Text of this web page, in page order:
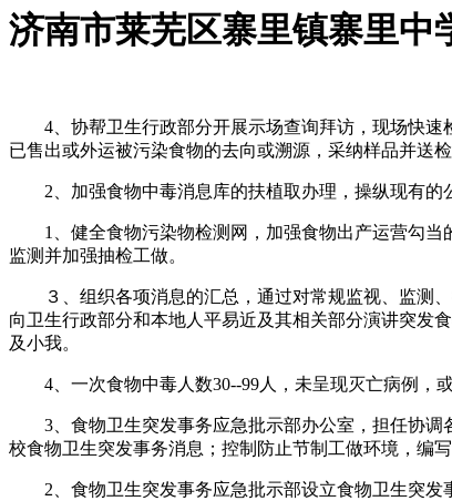
济南市莱芜区寨里镇寨里中
4、协帮卫生行政部分开展示场查询拜访，现场快速
已售出或外运被污染食物的去向或溯源，采纳样品并送检
2、加强食物中毒消息库的扶植取办理，操纵现有的
1、健全食物污染物检测网，加强食物出产运营勾当
监测并加强抽检工做。
３、组织各项消息的汇总，通过对常规监视、监测、
向卫生行政部分和本地人平易近及其相关部分演讲突发
及小我。
4、一次食物中毒人数30--99人，未呈现灭亡病例，
3、食物卫生突发事务应急批示部办公室，担任协调
校食物卫生突发事务消息；控制防止节制工做环境，编
2、食物卫生突发事务应急批示部设立食物卫生突发